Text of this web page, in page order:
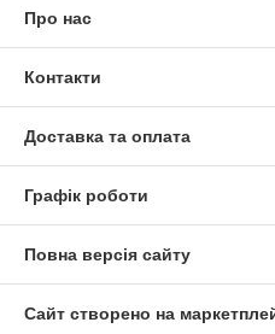
Про нас
Контакти
Доставка та оплата
Графік роботи
Повна версія сайту
Сайт створено на